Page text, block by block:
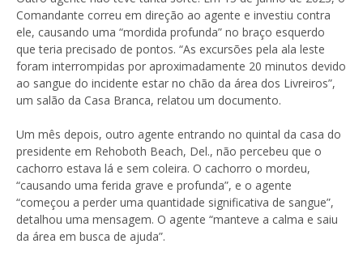
Comandante correu em direção ao agente e investiu contra
ele, causando uma “mordida profunda” no braço esquerdo
que teria precisado de pontos. “As excursões pela ala leste
foram interrompidas por aproximadamente 20 minutos devido
ao sangue do incidente estar no chão da área dos Livreiros”,
um salão da Casa Branca, relatou um documento.
Um mês depois, outro agente entrando no quintal da casa do
presidente em Rehoboth Beach, Del., não percebeu que o
cachorro estava lá e sem coleira. O cachorro o mordeu,
“causando uma ferida grave e profunda”, e o agente
“começou a perder uma quantidade significativa de sangue”,
detalhou uma mensagem. O agente “manteve a calma e saiu
da área em busca de ajuda”.